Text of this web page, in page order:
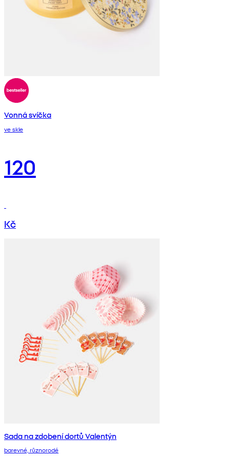
Vonná svíčka
ve skle
120
Kč
Sada na zdobení dortů Valentýn
barevné, různorodé